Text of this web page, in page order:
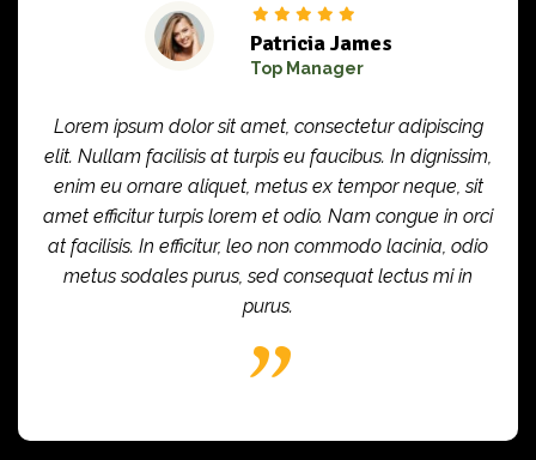
Patricia James
Top Manager
Lorem ipsum dolor sit amet, consectetur adipiscing
elit. Nullam facilisis at turpis eu faucibus. In dignissim,
enim eu ornare aliquet, metus ex tempor neque, sit
amet efficitur turpis lorem et odio. Nam congue in orci
at facilisis. In efficitur, leo non commodo lacinia, odio
metus sodales purus, sed consequat lectus mi in
purus.